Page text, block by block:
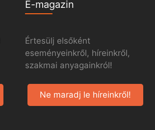
E-magazin
Értesülj elsőként
eseményeinkről, híreinkről,
szakmai anyagainkról!
Ne maradj le híreinkről!